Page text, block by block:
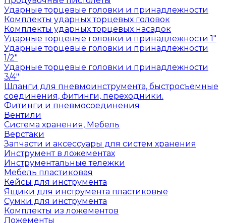
Ударные торцевые головки и принадлежности
Комплекты ударных торцевых головок
Комплекты ударных торцевых насадок
Ударные торцевые головки и принадлежности 1"
Ударные торцевые головки и принадлежности
1/2"
Ударные торцевые головки и принадлежности
3/4"
Шланги для пневмоинструмента, быстросъемные
соединения, фитинги, переходники.
Фитинги и пневмосоединения
Вентили
Система хранения, Мебель
Верстаки
Запчасти и аксессуары для систем хранения
Инструмент в ложементах
Инструментальные тележки
Мебель пластиковая
Кейсы для инструмента
Ящики для инструмента пластиковые
Сумки для инструмента
Комплекты из ложементов
Ложементы